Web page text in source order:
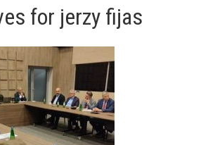
for jerzy fijas